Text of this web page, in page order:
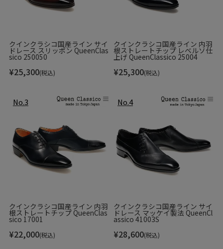
Item Information
MAGNANNI / マグナーニ
Made in Spain / スペイン製
▼色
クインクラシコ国産ライン サイ
ドレース スリッポン QueenClas
sico 250050
¥25,300(税込)
クインクラシコ国産ライン 内羽
根ストレートチップ レベルソ仕
上げ QueenClassico 25004
¥25,300(税込)
クインクラシコ国産ライン 内羽
根ストレートチップ QueenClas
sico 17001
¥22,000(税込)
クインクラシコ国産ライン サイ
ドレース マッケイ製法 QueenCl
assico 41003S
¥28,600(税込)